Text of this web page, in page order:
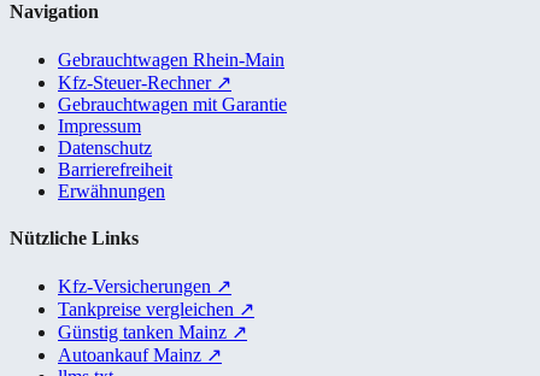
Navigation
Gebrauchtwagen Rhein-Main
Kfz-Steuer-Rechner ↗
Gebrauchtwagen mit Garantie
Impressum
Datenschutz
Barrierefreiheit
Erwähnungen
Nützliche Links
Kfz-Versicherungen ↗
Tankpreise vergleichen ↗
Günstig tanken Mainz ↗
Autoankauf Mainz ↗